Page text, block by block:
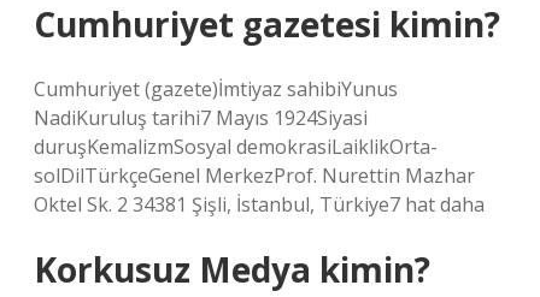
Cumhuriyet gazetesi kimin?
Cumhuriyet (gazete)İmtiyaz sahibiYunus
NadiKuruluş tarihi7 Mayıs 1924Siyasi
duruşKemalizmSosyal demokrasiLaiklikOrta-
solDilTürkçeGenel MerkezProf. Nurettin Mazhar
Oktel Sk. 2 34381 Şişli, İstanbul, Türkiye7 hat daha
Korkusuz Medya kimin?